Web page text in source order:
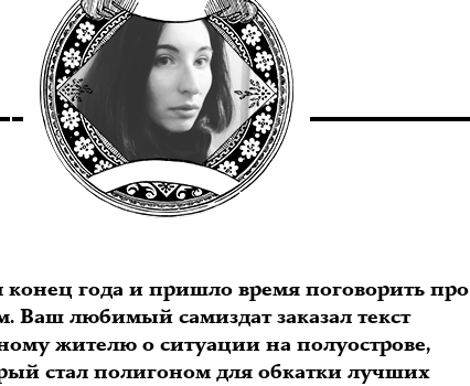
конец года и пришло время поговорить про
Ваш любимый самиздат заказал текст
жителю о ситуации на полуострове,
стал полигоном для обкатки лучших